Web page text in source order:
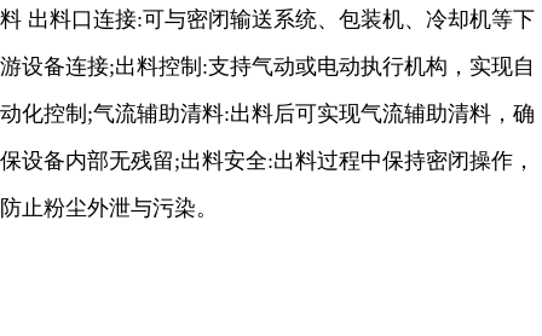
料 出料口连接:可与密闭输送系统、包装机、冷却机等下
游设备连接;出料控制:支持气动或电动执行机构，实现自
动化控制;气流辅助清料:出料后可实现气流辅助清料，确
保设备内部无残留;出料安全:出料过程中保持密闭操作，
防止粉尘外泄与污染。